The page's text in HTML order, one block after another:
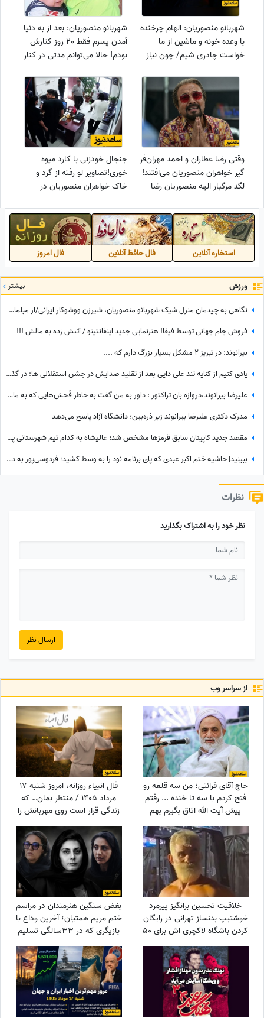
شهربانو منصوریان: الهام چرخنده
با وعده خونه و ماشین از ما
خواست چادری شیم/ چون نیاز
شهربانو منصوریان: بعد از به دنیا
آمدن پسرم فقط 20 روز کنارش
بودم! حالا می‌توانم مدتی در کنار
نبودم را بکنم
وقتی رضا عطاران و احمد مهران‌فر
گیر خواهران منصوریان می‌افتند!
لگد مرگبار الهه منصوریان رضا
کرد! تا درس عبرتی بشه برای بقیه
جنجال خودزنی با کارد میوه
خوری!تصاویر لو رفته از گرد و
خاک خواهران منصوریان در
مداربسته چه فاجعه‌ای را ثبت
کردند؟
استخاره آنلاین فال حافظ آنلاین فال امروز
ورزش بیشتر
نگاهی به چیدمان منزل شیک شهربانو منصوریان، شیرزن ووشوکار ایرانی/از مبلمان مدرن و پرده اعیانی تا فرش آبی فیروزه‌ای
فروش جام جهانی توسط فیفا! هنرنمایی جدید اینفانتینو / آتیش زده به مالش !!!
بیرانوند: در تبریز 2 مشکل بسیار بزرگ دارم که ....
یادی کنیم از کنایه تند علی دایی بعد از تقلید صدایش در جشن استقلالی ها: در گذشته پادشاهان دلقک‌هایی داشتند که وظیفه‌شان تقلید صدا و خنداندن مردم بود+عکس
علیرضا بیرانوند،دروازه بان تراکتور : داور به من گفت به خاطر فُحش‌هایی که به مادرت میدن بهت کارت نمیدم!/ ما حواله ماشین نگرفتیم
مدرک دکتری علیرضا بیرانوند زیر ذره‌بین؛ دانشگاه آزاد پاسخ می‌دهد
مقصد جدید کاپیتان سابق قرمزها مشخص شد؛ عالیشاه به کدام تیم شهرستانی پیوست؟
ببینید| حاشیه ختم اکبر عبدی که پای برنامه نود را به وسط کشید؛ فردوسی‌پور به دستبوسی وزیر چه واکنشی نشان داد؟
نظرات
نظر خود را به اشتراک بگذارید
ارسال نظر
از سراسر وب
حاج آقای قرائتی؛ من سه قلعه رو
فتح کردم با سه تا خنده ... رفتم
پیش آیت الله اتاق بگیرم بهم
اتاق ندادن گفتن ریش نداری..
خندوندمش با این خنده قانون
عمامه و ریش رفت هوا..😂👌
فال انبیاء روزانه، امروز شنبه 17
مرداد 1405 / منتظر بمان… که
زندگی قرار است روی مهربانش را
به تو نشان دهد. خبرهای خوش،
در راه‌اند
خلاقیت تحسین برانگیز پیرمرد
خوشتیپ بدنساز تهرانی در رایگان
کردن باشگاه لاکچری اش برای 50
سال به بالا حماسه آفرید +فیلم/
عجب استایلی داری آقا محتشم
خودت یک پا هادی چوپان هستی
بغض سنگین هنرمندان در مراسم
ختم مریم همتیان؛ آخرین وداع با
بازیگری که در 33سالگی تسلیم
سرطان شد / از سامان صفاری و
ستاره اسکندری تا مسعود
فراستی و هانیه غلامی در سوگ
بازیگر فقید